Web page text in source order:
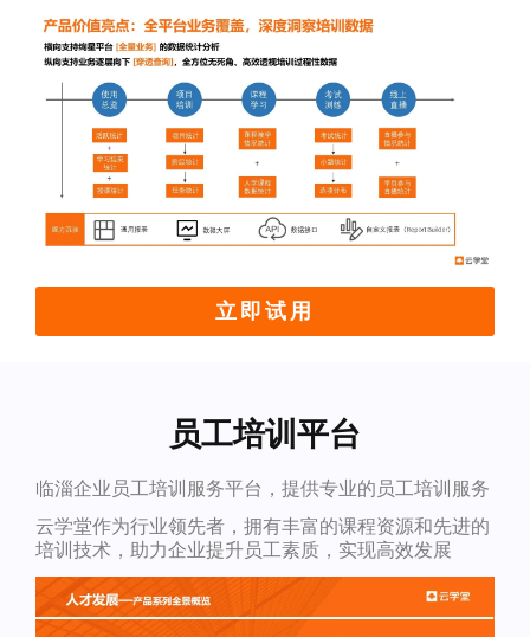
立即试用
员工培训平台
临淄企业员工培训服务平台，提供专业的员工培训服务
云学堂作为行业领先者，拥有丰富的课程资源和先进的
培训技术，助力企业提升员工素质，实现高效发展